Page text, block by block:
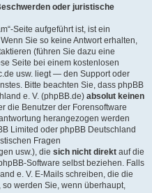
oder juristische
Seite aufgeführt ist, ist ein
Sie so keine Antwort erhalten,
(führen Sie dazu eine
Seite bei einem kostenlosen
usw. liegt — den Support oder
Bitte beachten Sie, dass phpBB
e. V. (phpBB.de) absolut keinen
die Benutzer der Forensoftware
herangezogen werden
Limited oder phpBB Deutschland
Fragen
usw.), die sich nicht direkt auf die
Software selbst beziehen. Falls
e. V. E-Mails schreiben, die die
so werden Sie, wenn überhaupt,